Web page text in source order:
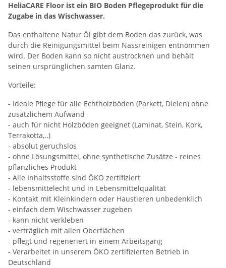
HeliaCARE Floor ist ein BIO Boden Pflegeprodukt für die
Zugabe in das Wischwasser.
Das enthaltene Natur Öl gibt dem Boden das zurück, was
durch die Reinigungsmittel beim Nassreinigen entnommen
wird. Der Boden kann so nicht austrocknen und behält
seinen ursprünglichen samten Glanz.
Vorteile:
- Ideale Pflege für alle Echtholzböden (Parkett, Dielen) ohne
zusätzlichem Aufwand
- auch für nicht Holzböden geeignet (Laminat, Stein, Kork,
Terrakotta,..)
- absolut geruchslos
- ohne Lösungsmittel, ohne synthetische Zusätze - reines
pflanzliches Produkt
- Alle Inhaltsstoffe sind ÖKO zertifiziert
- lebensmittelecht und in Lebensmittelqualität
- Kontakt mit Kleinkindern oder Haustieren unbedenklich
- einfach dem Wischwasser zugeben
- kann nicht verkleben
- verträglich mit allen Oberflächen
- pflegt und regeneriert in einem Arbeitsgang
- Verarbeitet in unserem ÖKO zertifizierten Betrieb in
Deutschland